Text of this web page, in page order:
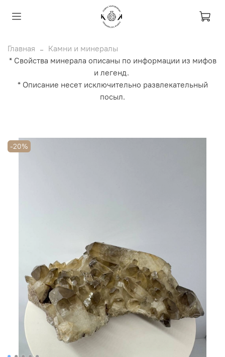
Главная
Камни и минералы
* Свойства минерала описаны по информации из мифов
и легенд.
* Описание несет исключительно развлекательный
посыл.
-20%